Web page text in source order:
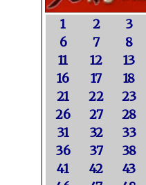
1 2 3
6
7 8
11
12 13
16
17 18
21
22 23
26
27 28
31
32 33
36
37 38
41
42 43